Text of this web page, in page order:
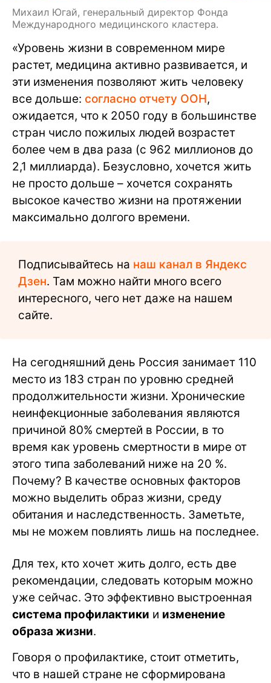
Михаил Югай, генеральный директор Фонда
Международного медицинского кластера.
«Уровень жизни в современном мире
растет, медицина активно развивается, и
эти изменения позволяют жить человеку
все дольше: согласно отчету ООН,
ожидается, что к 2050 году в большинстве
стран число пожилых людей возрастет
более чем в два раза (с 962 миллионов до
2,1 миллиарда). Безусловно, хочется жить
не просто дольше – хочется сохранять
высокое качество жизни на протяжении
максимально долгого времени.
Подписывайтесь на наш канал в Яндекс
Дзен. Там можно найти много всего
интересного, чего нет даже на нашем
сайте.
На сегодняшний день Россия занимает 110
место из 183 стран по уровню средней
продолжительности жизни. Хронические
неинфекционные заболевания являются
причиной 80% смертей в России, в то
время как уровень смертности в мире от
этого типа заболеваний ниже на 20 %.
Почему? В качестве основных факторов
можно выделить образ жизни, среду
обитания и наследственность. Заметьте,
мы не можем повлиять лишь на последнее.
Для тех, кто хочет жить долго, есть две
рекомендации, следовать которым можно
уже сейчас. Это эффективно выстроенная
система профилактики и изменение
образа жизни.
Говоря о профилактике, стоит отметить,
что в нашей стране не сформирована